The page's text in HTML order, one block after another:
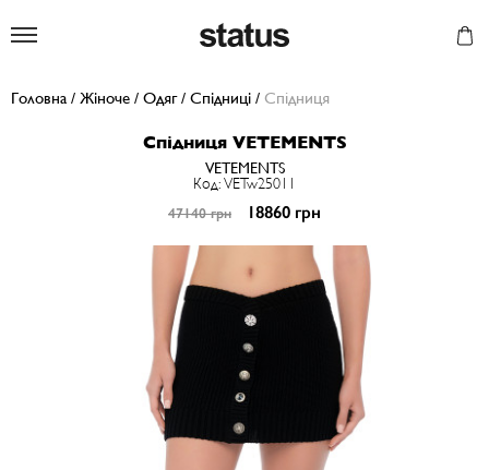
Головна / Жіноче / Одяг/ Спідниці / Спiдниця
Спiдниця VETEMENTS
VETEMENTS
Код: VETw25011
47140 грн 18860 грн